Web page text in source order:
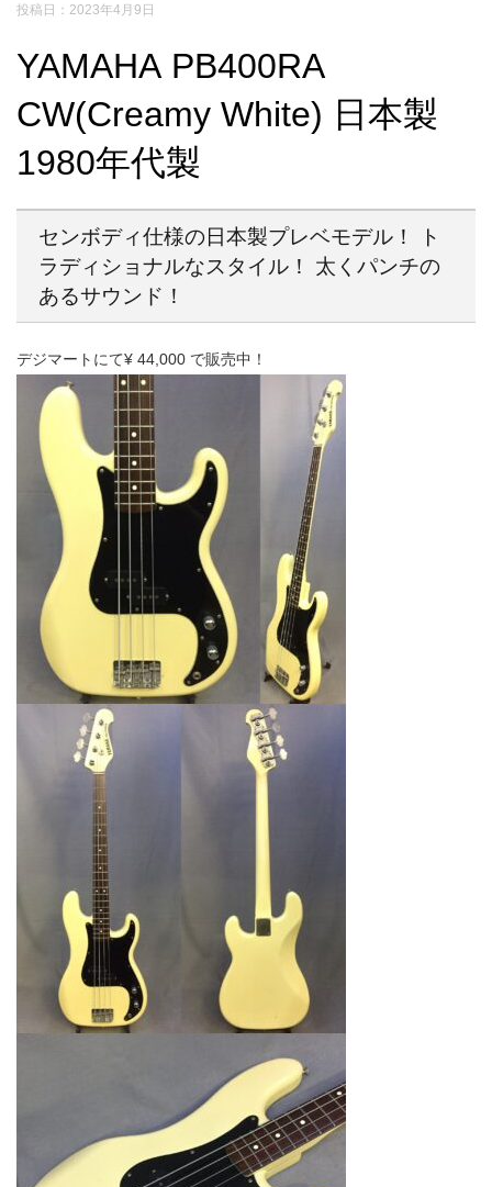
投稿日：2023年4月9日
YAMAHA PB400RA
CW(Creamy White) 日本製
1980年代製
センボディ仕様の日本製プレベモデル！ ト
ラディショナルなスタイル！ 太くパンチの
あるサウンド！
デジマートにて¥ 44,000 で販売中！